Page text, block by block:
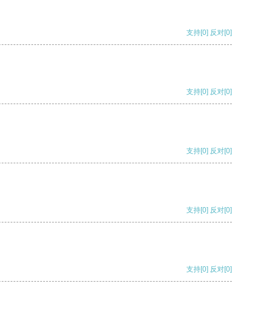
支持[0] 反对[0]
支持[0] 反对[0]
支持[0] 反对[0]
支持[0] 反对[0]
支持[0] 反对[0]